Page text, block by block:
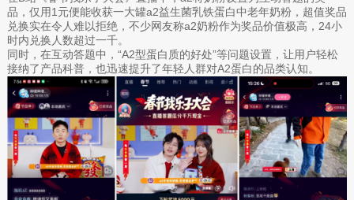
品，仅用1元便能收获一大罐a2益生菌乳铁蛋白中老年奶粉，超值奖品
兑换实在令人难以拒绝，不少网友称a2奶粉作为奖品价值极高，24小
时内兑换人数超过一千。
同时，在互动答题中，“A2型蛋白质的好处”等问题设置，让用户轻松
接纳了产品科普，也迅速提升了年轻人群对A2蛋白的品类认知。